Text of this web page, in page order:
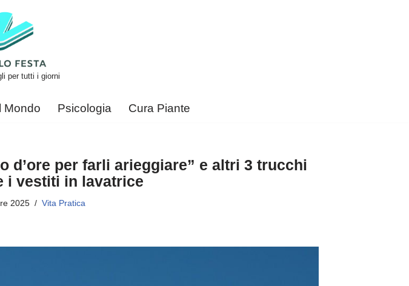
per tutti i giorni
Mondo Psicologia Cura Piante
d’ore per farli arieggiare” e altri 3 trucchi
i vestiti in lavatrice
2025 Vita Pratica